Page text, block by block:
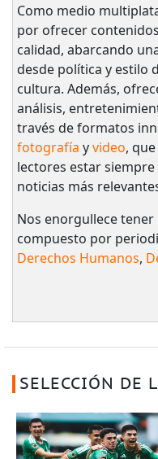
Como medio
por ofrecer
calidad, abarcando
desde política y estilo
cultura. Además,
análisis,
través de formatos
fotografía yvideo,
lectores estar
noticias más
Nos enorgullece
compuesto por
Derechos Humanos,
SELECCIÓN DE